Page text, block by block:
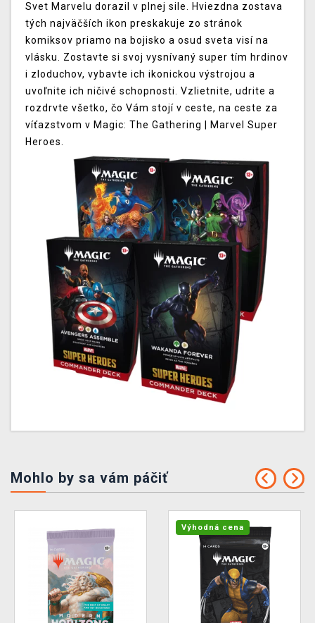
Svet Marvelu dorazil v plnej sile. Hviezdna zostava
tých najväčších ikon preskakuje zo stránok
komiksov priamo na bojisko a osud sveta visí na
vlásku. Zostavte si svoj vysnívaný super tím hrdinov
i zloduchov, vybavte ich ikonickou výstrojou a
uvoľnite ich ničivé schopnosti. Vzlietnite, udrite a
rozdrvte všetko, čo Vám stojí v ceste, na ceste za
víťazstvom v Magic: The Gathering | Marvel Super
Heroes.
Mohlo by sa vám páčiť
Výhodná cena